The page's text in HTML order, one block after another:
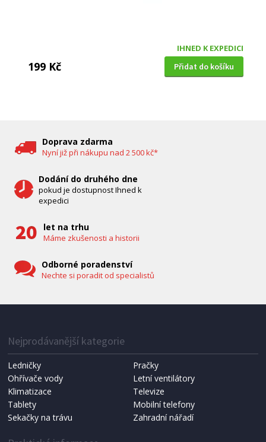
IHNED K EXPEDICI
199 Kč Přidat do košíku
NÁHRADNÍ SÁČKY DO VYSAVAČE
Koma KRA-SB02S (Multi Bag, S-BAG SMS)
Doprava zdarma
Nyní již při nákupu nad 2 500 kč*
Dodání do druhého dne
pokud je dostupnost Ihned k
expedici
let na trhu
Máme zkušenosti a historii
Odborné poradenství
Nechte si poradit od specialistů
Nejprodávanější kategorie
Ledničky
Pračky
Ohřívače vody
Letní ventilátory
Klimatizace
Televize
Tablety
Mobilní telefony
Sekačky na trávu
Zahradní nářadí